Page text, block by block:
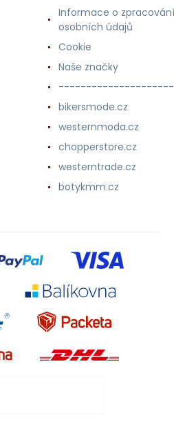
Informace o zpracování
osobních údajů
Cookie
Naše značky
bikersmode.cz
westernmoda.cz
chopperstore.cz
westerntrade.cz
botykmm.cz